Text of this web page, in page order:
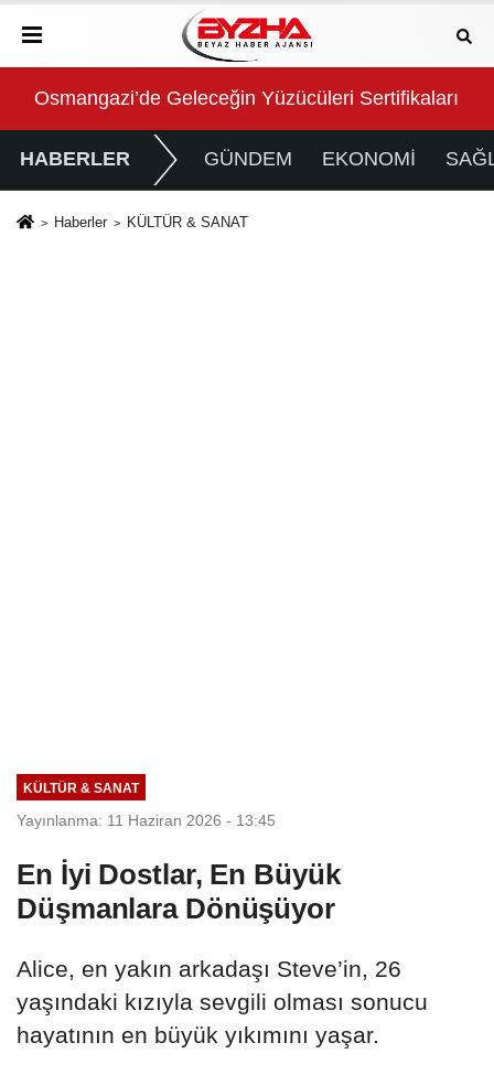
Osmangazi’de Geleceğin Yüzücüleri Sertifikalarını
HABERLER GÜNDEM EKONOMİ
Haberler KÜLTÜR & SANAT
KÜLTÜR & SANAT
Yayınlanma: 11 Haziran 2026 - 13:45
En İyi Dostlar, En Büyük
Düşmanlara Dönüşüyor
Alice, en yakın arkadaşı Steve’in, 26
yaşındaki kızıyla sevgili olması sonucu
hayatının en büyük yıkımını yaşar.